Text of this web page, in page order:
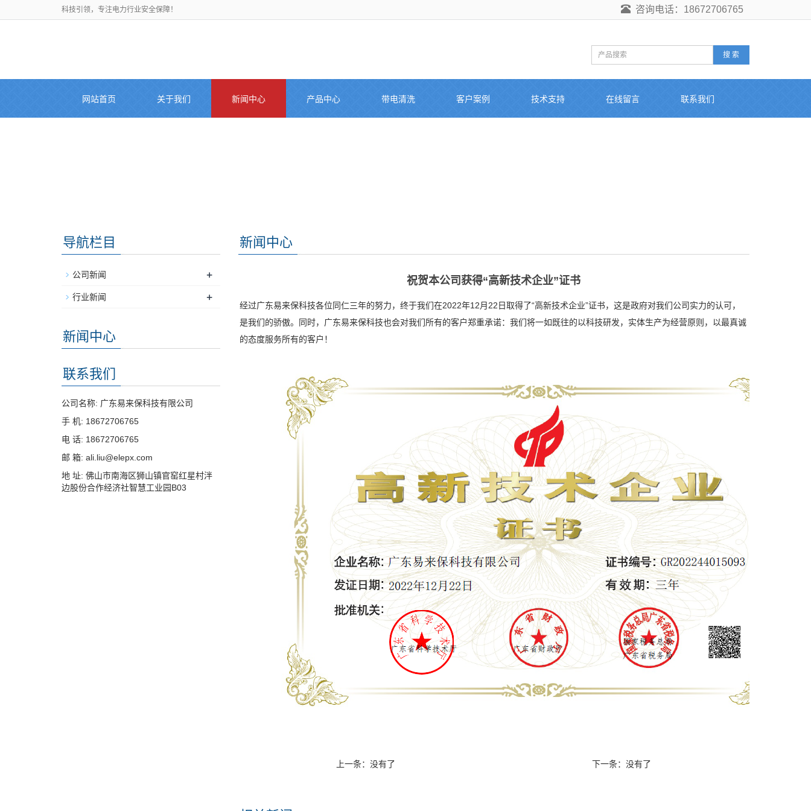
科技引领，专注电力行业安全保障！ 咨询电话：18672706765
搜 索
网站首页 关于我们 新闻中心 产品中心 带电清洗 客户案例 技术支持 在线留言 联系我们
新闻中心
祝贺本公司获得“高新技术企业”证书
经过广东易来保科技各位同仁三年的努力，终于我们在2022年12月22日取得了“高新技术企业”证书，这是政府对我们公司实力的认可，
是我们的骄傲。同时，广东易来保科技也会对我们所有的客户郑重承诺：我们将一如既往的以科技研发，实体生产为经营原则，以最真诚
的态度服务所有的客户！
上一条：没有了 下一条：没有了
导航栏目
公司新闻 +
行业新闻 +
新闻中心
联系我们
公司名称: 广东易来保科技有限公司
手 机: 18672706765
电 话: 18672706765
邮 箱: ali.liu@elepx.com
地 址: 佛山市南海区狮山镇官窑红星村泮
边股份合作经济社智慧工业园B03